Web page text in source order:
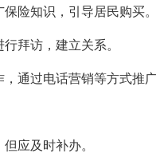
险知识，引导居民购买。
拜访，建立关系。
通过电话营销等方式推广
应及时补办。